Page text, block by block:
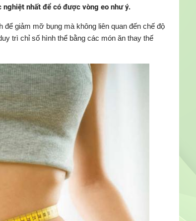
nhất để có được vòng eo như ý.
giảm mỡ bụng mà không liên quan đến chế độ
trì chỉ số hình thể bằng các món ăn thay thế